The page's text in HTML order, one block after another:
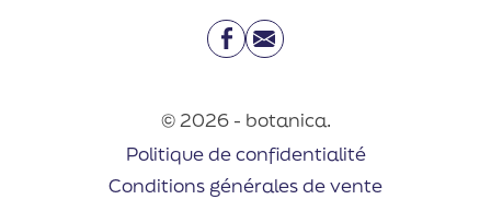
Facebook
Email
© 2026 - botanica.
Politique de confidentialité
Conditions générales de vente